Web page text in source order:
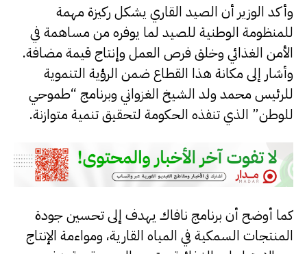
وأكد الوزير أن الصيد القاري يشكل ركيزة مهمة
للمنظومة الوطنية للصيد لما يوفره من مساهمة في
الأمن الغذائي وخلق فرص العمل وإنتاج قيمة مضافة.
وأشار إلى مكانة هذا القطاع ضمن الرؤية التنموية
للرئيس محمد ولد الشيخ الغزواني وبرنامج “طموحي
للوطن” الذي تنفذه الحكومة لتحقيق تنمية متوازنة.
كما أوضح أن برنامج نافاك يهدف إلى تحسين جودة
المنتجات السمكية في المياه القارية، ومواءمة الإنتاج